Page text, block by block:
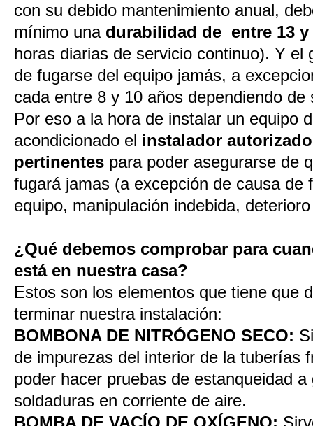
con su debido mantenimiento anual,
mínimo una durabilidad de entre 13
horas diarias de servicio continuo). Y el
de fugarse del equipo jamás, a
cada entre 8 y 10 años dependiendo de
Por eso a la hora de instalar un equipo
acondicionado el instalador
pertinentes para poder asegurarse de
fugará jamas (a excepción de causa de
equipo, manipulación indebida,
¿Qué debemos comprobar para
está en nuestra casa?
Estos son los elementos que tiene que
terminar nuestra instalación:
BOMBONA DE NITRÓGENO SECO:
de impurezas del interior de la tuberías
poder hacer pruebas de estanqueidad
soldaduras en corriente de aire.
BOMBA DE VACÍO DE OXÍGENO: